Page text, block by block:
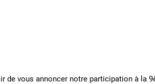
de vous annoncer notre participation à la